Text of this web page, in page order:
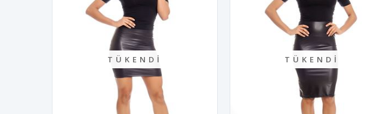
TÜKENDI TÜKENDI